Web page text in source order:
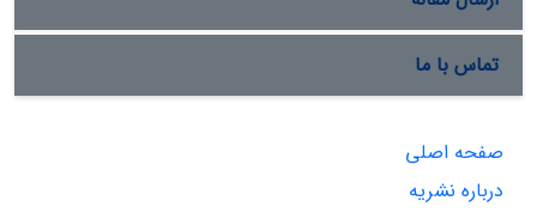
تماس با ما
صفحه اصلی
درباره نشریه